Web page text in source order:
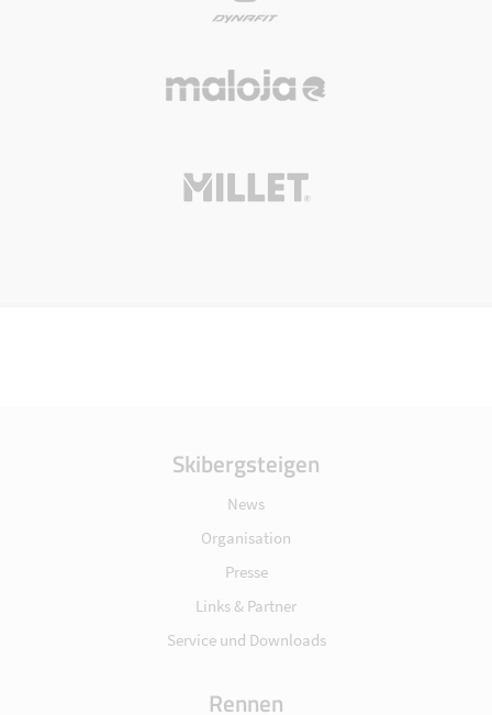
Skibergsteigen
News
Organisation
Presse
Links & Partner
Service und Downloads
Rennen